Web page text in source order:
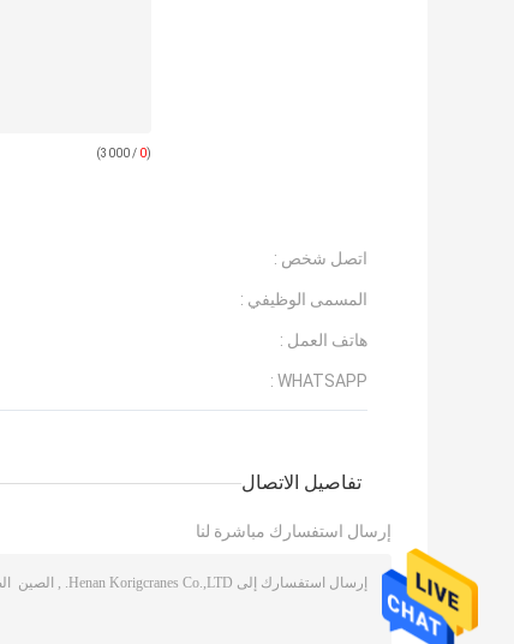
(
0
/ 3000)
اتصل شخص :
المسمى الوظيفي :
هاتف العمل :
WHATSAPP :
تفاصيل الاتصال
إرسال استفسارك مباشرة لنا